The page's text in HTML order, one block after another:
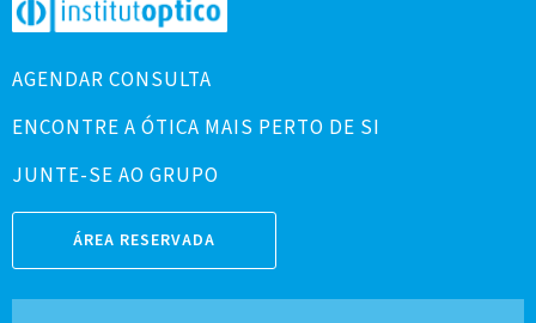
AGENDAR CONSULTA
ENCONTRE A ÓTICA MAIS PERTO DE SI
JUNTE-SE AO GRUPO
ÁREA RESERVADA